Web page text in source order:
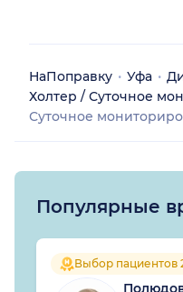
НаПоправку Уфа
Холтер / Суточное
Суточное
Популярные
Выбор пациентов